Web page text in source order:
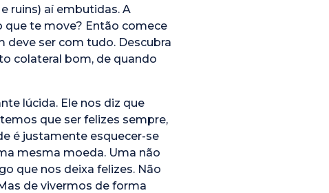
ruins) aí embutidas. A
que te move? Então comece
deve ser com tudo. Descubra
colateral bom, de quando
lúcida. Ele nos diz que
que ser felizes sempre,
é justamente esquecer-se
mesma moeda. Uma não
que nos deixa felizes. Não
de vivermos de forma